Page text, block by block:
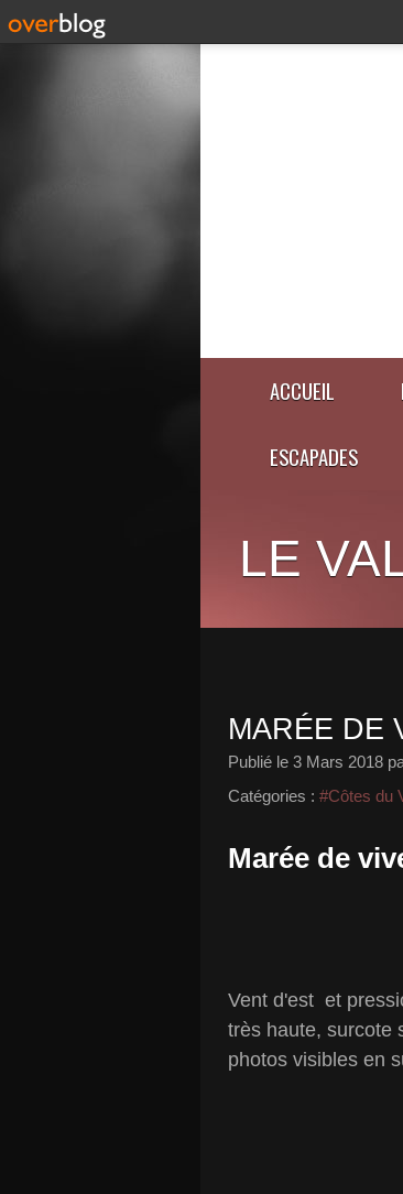
ACCUEIL
ESCAPADES
LE
MARÉE DE
Publié le 3 Mars 2018
Catégories : #Côtes du
Marée de
Vent d'est et
très haute, surcote
photos visibles en